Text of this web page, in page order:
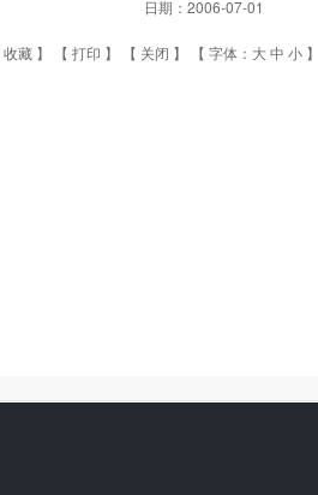
日期： 2006-07-01
收藏 】 【 打印 】 【 关闭 】 【 字体： 大中 小 】